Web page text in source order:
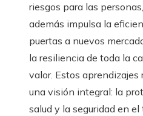
riesgos para las
además impulsa la
puertas a nuevos
la resiliencia de toda la
valor. Estos aprendizajes
una visión integral: la
salud y la seguridad en el